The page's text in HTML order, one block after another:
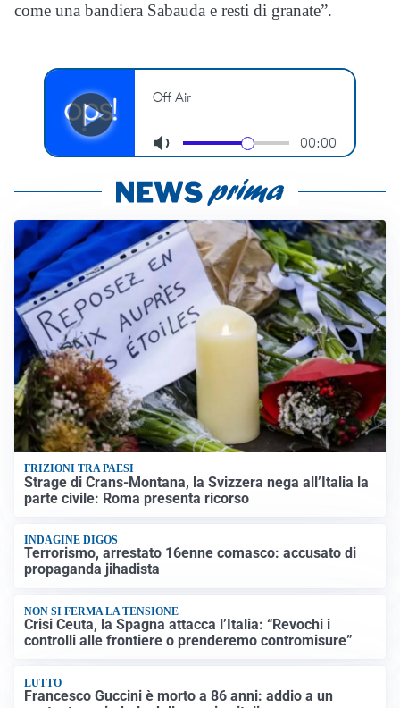
come una bandiera Sabauda e resti di granate”.
FRIZIONI TRA PAESI
Strage di Crans-Montana, la Svizzera nega all’Italia la
parte civile: Roma presenta ricorso
INDAGINE DIGOS
Terrorismo, arrestato 16enne comasco: accusato di
propaganda jihadista
NON SI FERMA LA TENSIONE
Crisi Ceuta, la Spagna attacca l’Italia: “Revochi i
controlli alle frontiere o prenderemo contromisure”
LUTTO
Francesco Guccini è morto a 86 anni: addio a un